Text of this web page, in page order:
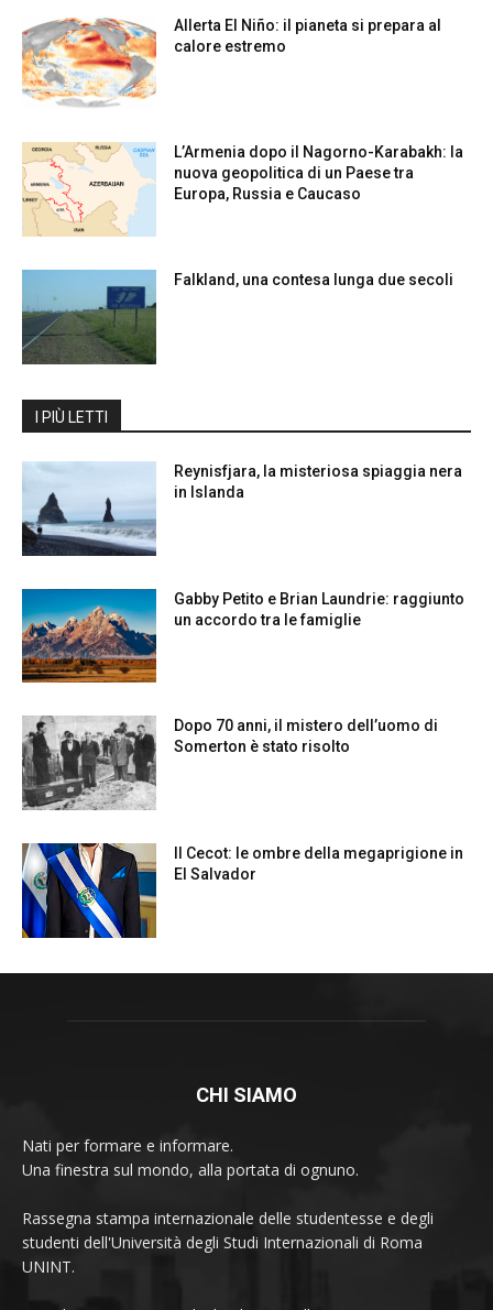
CHI SIAMO
Nati per formare e informare.
Una finestra sul mondo, alla portata di ognuno.
Rassegna stampa internazionale delle studentesse e degli
studenti dell'Università degli Studi Internazionali di Roma
UNINT.